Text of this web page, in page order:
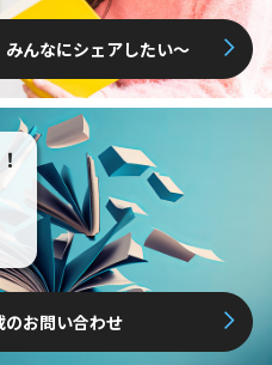
みんなにシェアしたい〜
のお問い合わせ